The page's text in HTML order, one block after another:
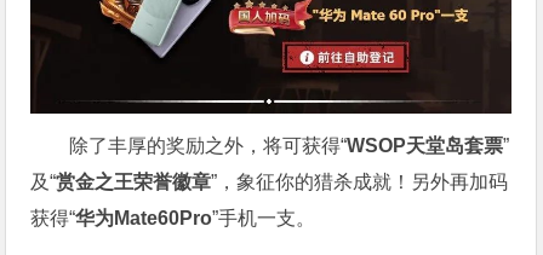
除了丰厚的奖励之外，将可获得“WSOP天堂岛套票”
及“赏金之王荣誉徽章”，象征你的猎杀成就！另外再加码
获得“华为Mate60Pro”手机一支。